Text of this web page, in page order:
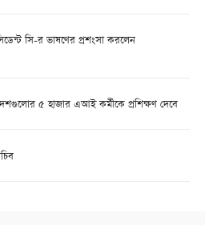
সি-র ভাষণের প্রশংসা করলেন
৫ হাজার এআই কর্মীকে প্রশিক্ষণ দেবে